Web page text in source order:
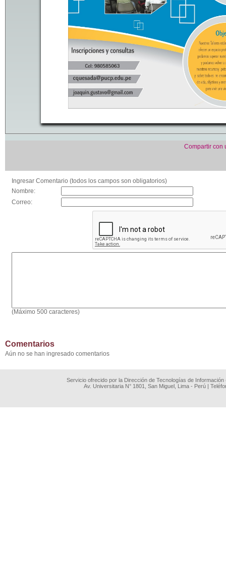
Compartir con
Ingresar Comentario (todos los campos son obligatorios)
Nombre:
Correo:
(Máximo 500 caracteres)
Comentarios
Aún no se han ingresado comentarios
Servicio ofrecido por la Dirección de Tecnologías de
Av. Universitaria N° 1801, San Miguel, Lima - Perú |